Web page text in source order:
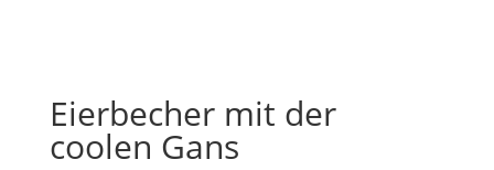
Eierbecher mit der
coolen Gans